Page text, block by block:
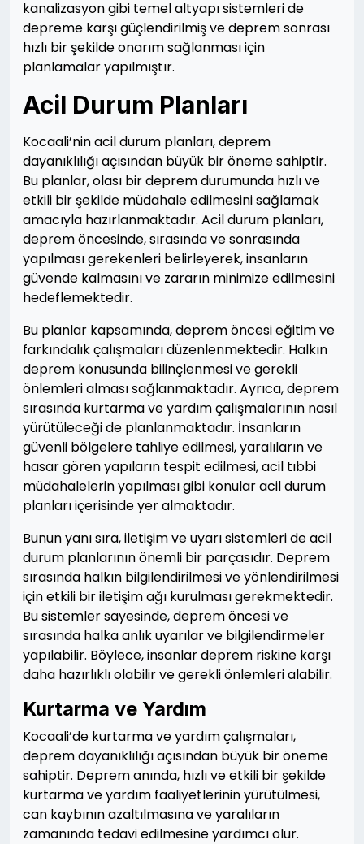
kanalizasyon gibi temel altyapı sistemleri de
depreme karşı güçlendirilmiş ve deprem sonrası
hızlı bir şekilde onarım sağlanması için
planlamalar yapılmıştır.
Acil Durum Planları
Kocaali’nin acil durum planları, deprem
dayanıklılığı açısından büyük bir öneme sahiptir.
Bu planlar, olası bir deprem durumunda hızlı ve
etkili bir şekilde müdahale edilmesini sağlamak
amacıyla hazırlanmaktadır. Acil durum planları,
deprem öncesinde, sırasında ve sonrasında
yapılması gerekenleri belirleyerek, insanların
güvende kalmasını ve zararın minimize edilmesini
hedeflemektedir.
Bu planlar kapsamında, deprem öncesi eğitim ve
farkındalık çalışmaları düzenlenmektedir. Halkın
deprem konusunda bilinçlenmesi ve gerekli
önlemleri alması sağlanmaktadır. Ayrıca, deprem
sırasında kurtarma ve yardım çalışmalarının nasıl
yürütüleceği de planlanmaktadır. İnsanların
güvenli bölgelere tahliye edilmesi, yaralıların ve
hasar gören yapıların tespit edilmesi, acil tıbbi
müdahalelerin yapılması gibi konular acil durum
planları içerisinde yer almaktadır.
Bunun yanı sıra, iletişim ve uyarı sistemleri de acil
durum planlarının önemli bir parçasıdır. Deprem
sırasında halkın bilgilendirilmesi ve yönlendirilmesi
için etkili bir iletişim ağı kurulması gerekmektedir.
Bu sistemler sayesinde, deprem öncesi ve
sırasında halka anlık uyarılar ve bilgilendirmeler
yapılabilir. Böylece, insanlar deprem riskine karşı
daha hazırlıklı olabilir ve gerekli önlemleri alabilir.
Kurtarma ve Yardım
Kocaali’de kurtarma ve yardım çalışmaları,
deprem dayanıklılığı açısından büyük bir öneme
sahiptir. Deprem anında, hızlı ve etkili bir şekilde
kurtarma ve yardım faaliyetlerinin yürütülmesi,
can kaybının azaltılmasına ve yaralıların
zamanında tedavi edilmesine yardımcı olur.